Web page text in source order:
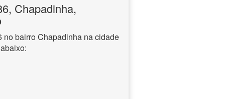
Chapadinha,
bairro Chapadinha na cidade